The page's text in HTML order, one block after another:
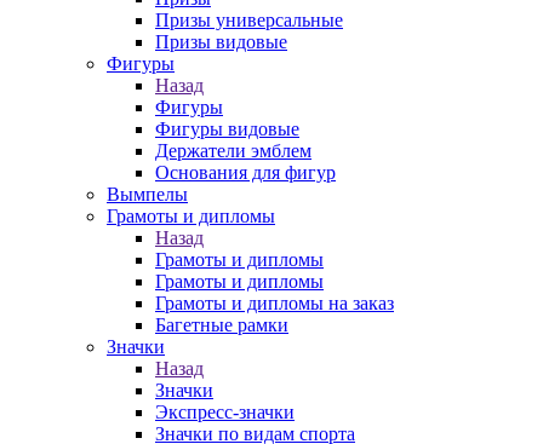
Призы универсальные
Призы видовые
Фигуры
Назад
Фигуры
Фигуры видовые
Держатели эмблем
Основания для фигур
Вымпелы
Грамоты и дипломы
Назад
Грамоты и дипломы
Грамоты и дипломы
Грамоты и дипломы на заказ
Багетные рамки
Значки
Назад
Значки
Экспресс-значки
Значки по видам спорта